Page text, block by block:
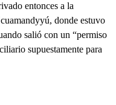
entonces a la
donde estuvo
salió con un “permiso
supuestamente para